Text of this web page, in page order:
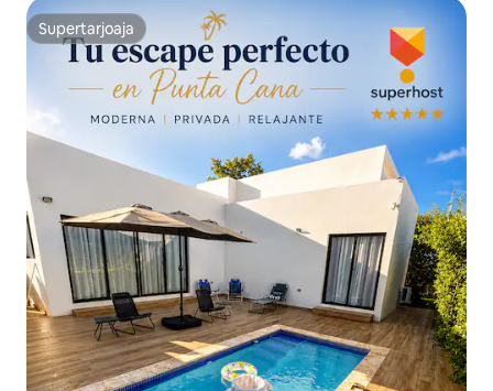
Supertarjoaja
Supertarjoaja